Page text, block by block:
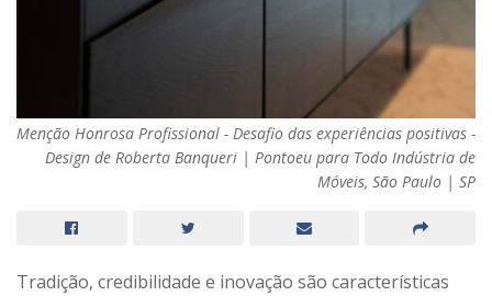
Menção Honrosa Profissional - Desafio das experiências positivas -
Design de Roberta Banqueri | Pontoeu para Todo Indústria de
Móveis, São Paulo | SP
Tradição, credibilidade e inovação são características